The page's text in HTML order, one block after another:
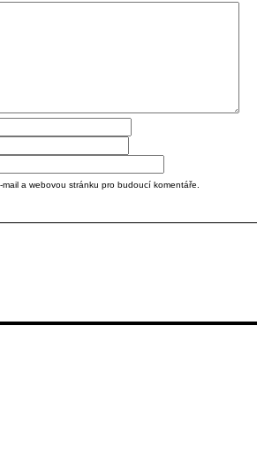
a webovou stránku pro budoucí komentáře.